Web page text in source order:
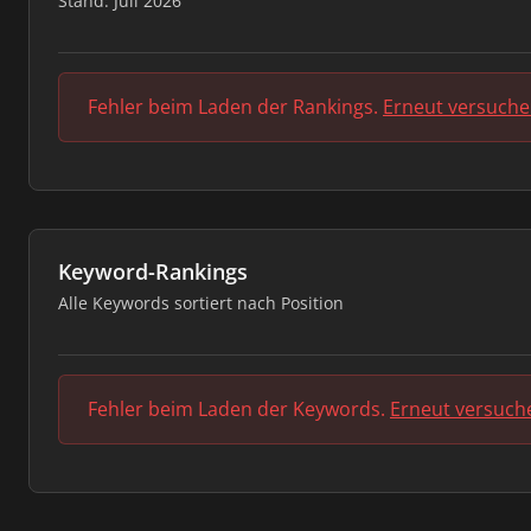
Fehler beim Laden der Rankings. Erneut
Keyword-Rankings
Alle Keywords sortiert nach Position
Fehler beim Laden der Keywords. Erneut